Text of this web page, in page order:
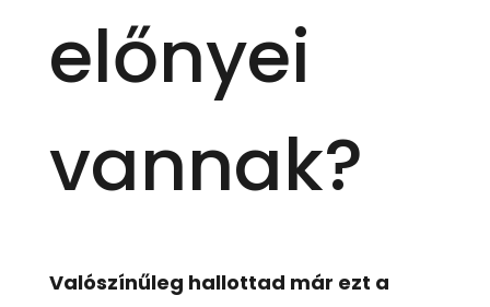
előnyei
vannak?
Valószínűleg hallottad már ezt a